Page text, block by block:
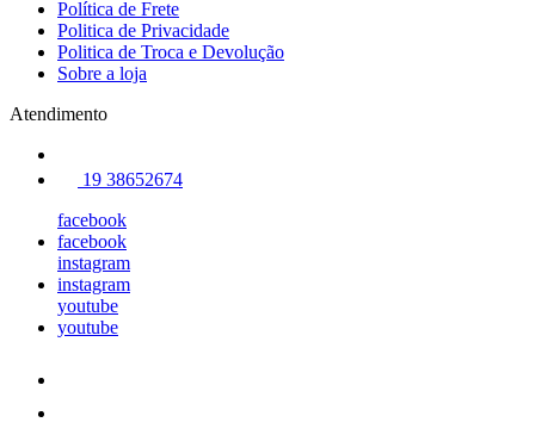
Política de Frete
Politica de Privacidade
Politica de Troca e Devolução
Sobre a loja
Atendimento
19 38652674
facebook
facebook
instagram
instagram
youtube
youtube